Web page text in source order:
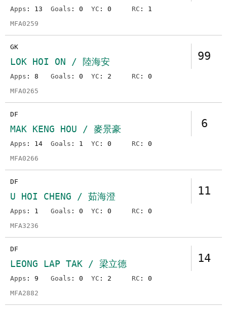
Apps : 13 Goals : 0 YC : 0 RC : 1
MFA0259
99
GK
LOK HOI ON / 陸海安
Apps : 8 Goals : 0 YC : 2 RC : 0
MFA0265
6
DF
MAK KENG HOU / 麥景豪
Apps : 14 Goals : 1 YC : 0 RC : 0
MFA0266
11
DF
U HOI CHENG / 茹海澄
Apps : 1 Goals : 0 YC : 0 RC : 0
MFA3236
14
DF
LEONG LAP TAK / 梁立德
Apps : 9 Goals : 0 YC : 2 RC : 0
MFA2882